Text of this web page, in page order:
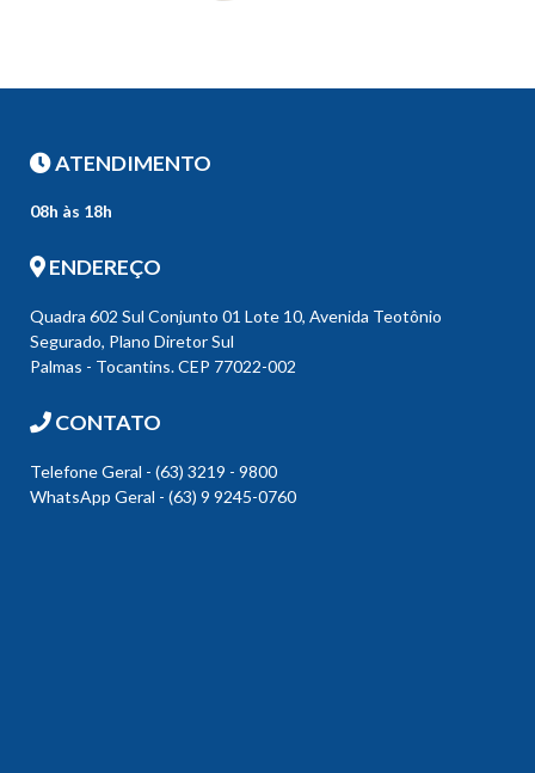
ATENDIMENTO
08h às 18h
ENDEREÇO
Quadra 602 Sul Conjunto 01 Lote 10, Avenida Teotônio
Segurado, Plano Diretor Sul
Palmas - Tocantins. CEP 77022-002
CONTATO
Telefone Geral - (63) 3219 - 9800
WhatsApp Geral - (63) 9 9245-0760